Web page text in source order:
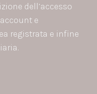
dell’accesso
e
registrata e infine